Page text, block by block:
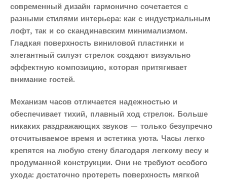
современный дизайн гармонично сочетается с
разными стилями интерьера: как с индустриальным
лофт, так и со скандинавским минимализмом.
Гладкая поверхность виниловой пластинки и
элегантный силуэт стрелок создают визуально
эффектную композицию, которая притягивает
внимание гостей.
Механизм часов отличается надежностью и
обеспечивает тихий, плавный ход стрелок. Больше
никаких раздражающих звуков — только безупречно
отсчитываемое время и эстетика уюта. Часы легко
крепятся на любую стену благодаря легкому весу и
продуманной конструкции. Они не требуют особого
ухода: достаточно протереть поверхность мягкой